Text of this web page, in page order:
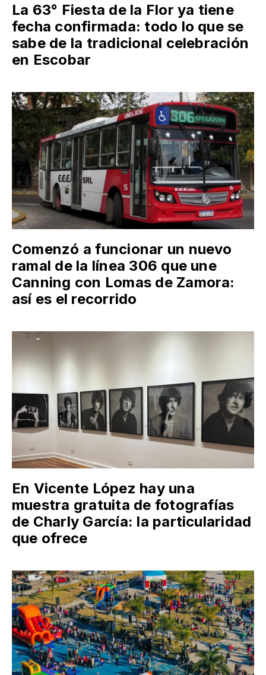
La 63° Fiesta de la Flor ya tiene
fecha confirmada: todo lo que se
sabe de la tradicional celebración
en Escobar
Comenzó a funcionar un nuevo
ramal de la línea 306 que une
Canning con Lomas de Zamora:
así es el recorrido
En Vicente López hay una
muestra gratuita de fotografías
de Charly García: la particularidad
que ofrece